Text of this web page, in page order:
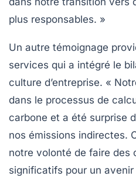
plus responsables. »
Un autre témoignage
services qui a intégré le
culture d’entreprise. «
dans le processus de
carbone et a été surprise
nos émissions indirectes.
notre volonté de faire des
significatifs pour un